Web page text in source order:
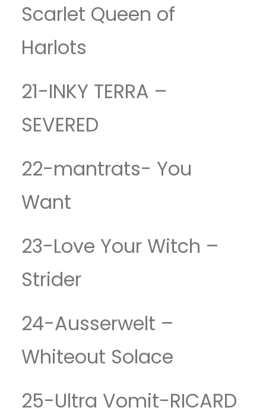
Scarlet Queen of
Harlots
21-INKY TERRA –
SEVERED
22-mantrats- You
Want
23-Love Your Witch –
Strider
24-Ausserwelt –
Whiteout Solace
25-Ultra Vomit-RICARD